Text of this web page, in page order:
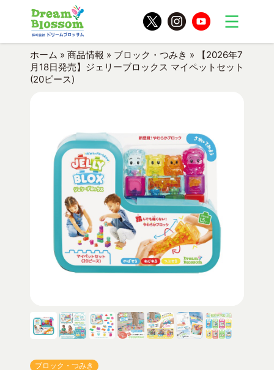
ホーム » 商品情報 » ブロック・つみき »
【2026年7
月18日発売】ジェリーブロックス マイペットセット
(20ピース)
ブロック・つみき